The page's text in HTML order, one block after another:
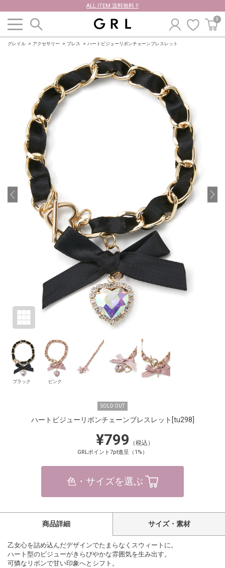
ALL ITEM 送料無料 !!
0
グレイル アクセサリー ブレス ハートビジューリボンチェーンブレスレット
ブラック ピンク
SOLD OUT
ハートビジューリボンチェーンブレスレット [tu298]
¥799 （税込）
GRLポイント7pt進呈（1%）
色・サイズを選ぶ
商品詳細 サイズ・素材
乙女心を詰め込んだデザインでたまらなくスウィートに。
ハート型のビジューがきらびやかな雰囲気を生み出す。
可憐なリボンで甘い印象へとシフト。